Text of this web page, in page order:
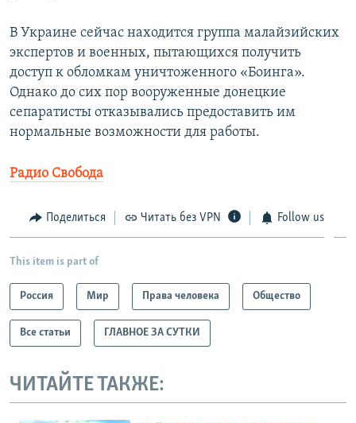
В Украине сейчас находится группа малайзийских
экспертов и военных, пытающихся получить
доступ к обломкам уничтоженного «Боинга».
Однако до сих пор вооруженные донецкие
сепаратисты отказывались предоставить им
нормальные возможности для работы.
Радио Свобода
Поделиться Читать без VPN Follow us
This item is part of
Россия Мир Права человека Общество
Все статьи ГЛАВНОЕ ЗА СУТКИ
ЧИТАЙТЕ ТАКЖЕ: